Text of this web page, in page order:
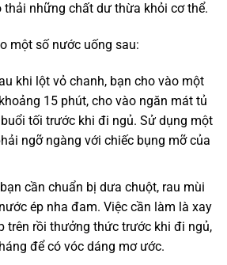
thải những chất dư thừa khỏi cơ thể.
một số nước uống sau:
khi lột vỏ chanh, bạn cho vào một
15 phút, cho vào ngăn mát tủ
tối trước khi đi ngủ. Sử dụng một
ngỡ ngàng với chiếc bụng mỡ của
cần chuẩn bị dưa chuột, rau mùi
ép nha đam. Việc cần làm là xay
trên rồi thưởng thức trước khi đi ngủ,
để có vóc dáng mơ ước.